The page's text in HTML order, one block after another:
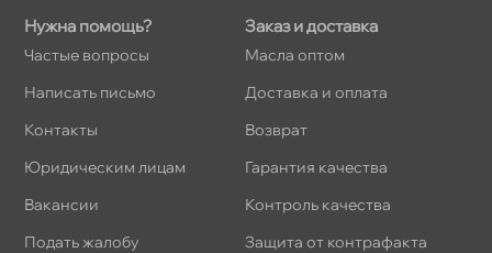
Нужна помощь?
Частые вопросы
Написать письмо
Контакты
Юридическим лицам
акансии
Подать жалобу
Заказ и доставка
Масла оптом
Доставка и оплата
озврат
Гарантия качества
Контроль качества
Защита от контрафакта